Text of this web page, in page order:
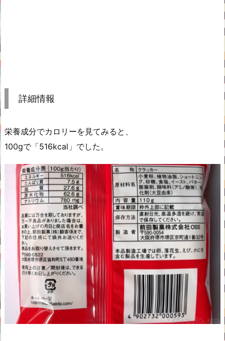
詳細情報
栄養成分でカロリーを見てみると、
100gで「516kcal」でした。